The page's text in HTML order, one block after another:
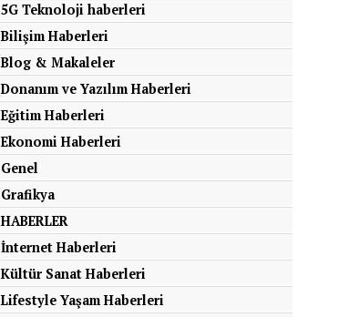
5G Teknoloji haberleri
Bilişim Haberleri
Blog & Makaleler
Donanım ve Yazılım Haberleri
Eğitim Haberleri
Ekonomi Haberleri
Genel
Grafikya
HABERLER
İnternet Haberleri
Kültür Sanat Haberleri
Lifestyle Yaşam Haberleri